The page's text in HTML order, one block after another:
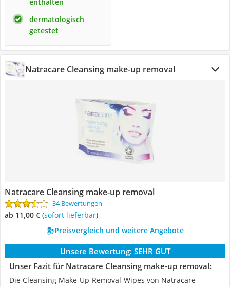
dermatologisch
getestet
Natracare Cleansing make-up removal
Natracare Cleansing make-up removal
34 Bewertungen
ab 11,00 € ( Sofort lieferbar)
Preisvergleich und weitere Angebote
Unsere Bewertung: SEHR GUT
Unser Fazit für Natracare Cleansing make-up removal:
Die Cleansing Make-Up-Removal-Wipes von Natracare